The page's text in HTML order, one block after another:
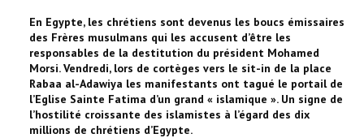
LE CENTRE
CONTACT
En Egypte, les chrétiens sont devenus les boucs émissaires
des Frères musulmans qui les accusent d’être les
responsables de la destitution du président Mohamed
Morsi. Vendredi, lors de cortèges vers le sit-in de la place
Rabaa al-Adawiya les manifestants ont tagué le portail de
l’Eglise Sainte Fatima d’un grand « islamique ». Un signe de
l’hostilité croissante des islamistes à l’égard des dix
millions de chrétiens d’Egypte.